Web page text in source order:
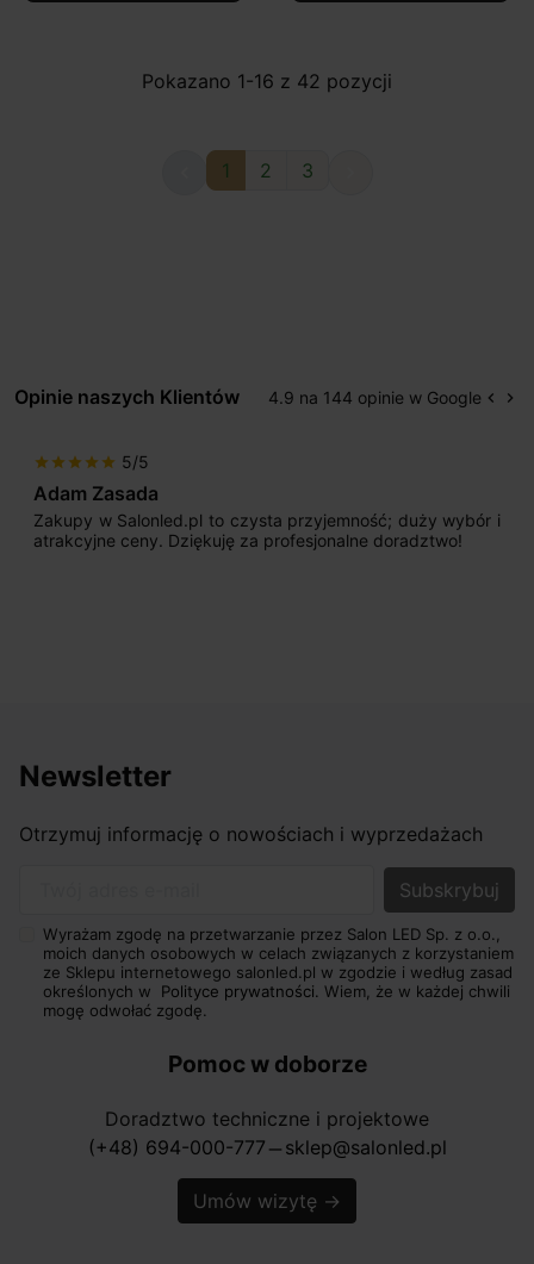
Pokazano 1-16 z 42 pozycji
1 2 3
Opinie naszych Klientów 4.9 na 144 opinie w Google keyboard_arrow_left keyboard_arrow_right
star star star star star 5/5
Adam Zasada
Zakupy w Salonled.pl to czysta przyjemność; duży wybór i
atrakcyjne ceny. Dziękuję za profesjonalne doradztwo!
Newsletter
Otrzymuj informację o nowościach i wyprzedażach
Wyrażam zgodę na przetwarzanie przez Salon LED Sp. z o.o.,
moich danych osobowych w celach związanych z korzystaniem
ze Sklepu internetowego salonled.pl w zgodzie i według zasad
określonych w Polityce prywatności. Wiem, że w każdej chwili
mogę odwołać zgodę.
Pomoc w doborze
Doradztwo techniczne i projektowe
(+48) 694-000-777 horizontal_rule sklep@salonled.pl
Umów wizytę →